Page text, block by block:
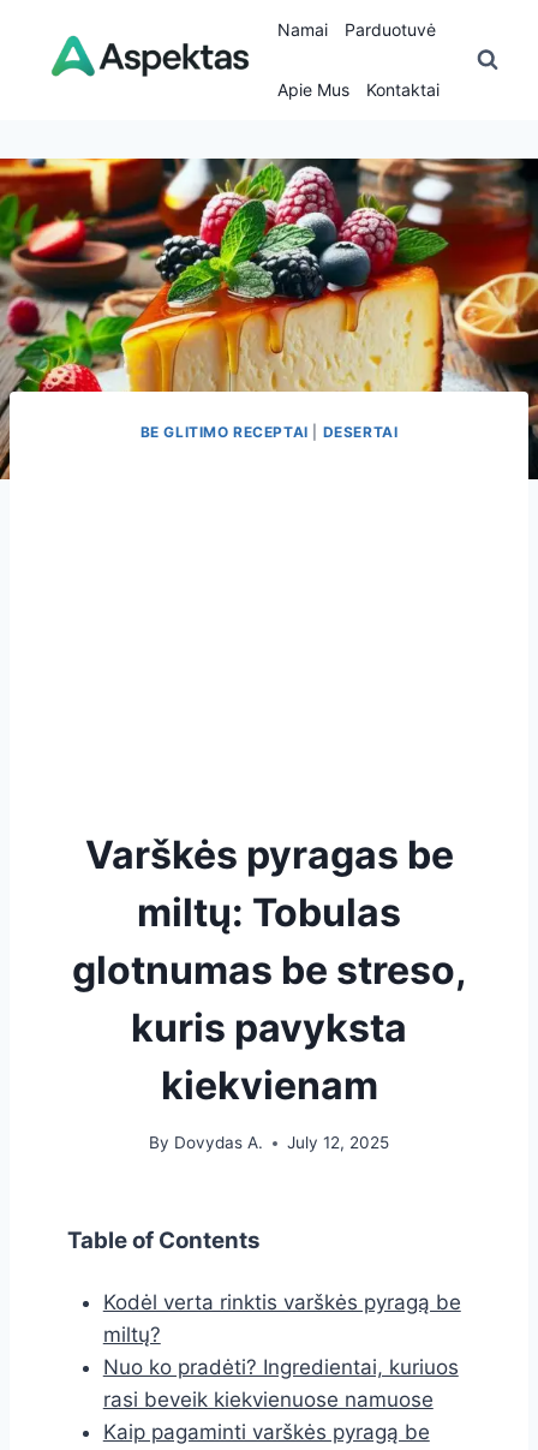
content
Namai Parduotuvė
Apie Mus Kontaktai
BE GLITIMO RECEPTAI DESERTAI
Varškės pyragas be
miltų: Tobulas
glotnumas be streso,
kuris pavyksta
kiekvienam
By Dovydas A. July 12, 2025
Table of Contents
Kodėl verta rinktis varškės pyragą be
miltų?
Nuo ko pradėti? Ingredientai, kuriuos
rasi beveik kiekvienuose namuose
Kaip pagaminti varškės pyragą be